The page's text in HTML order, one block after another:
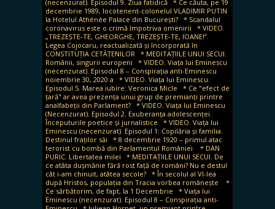
(necenzurat). Episodul 9. Ziua fatidică * Ce căuta, pe 19
decembrie 1989, locotenent-colonelul VLADIMIR PUTIN
la Hotelul Athénée Palace din București? * Scandalul
coronavirus este o crimă împotriva omenirii
* VIDEO.
„TREZEȘTE-TE, GHEORGHE, TREZEȘTE-TE, IOANE!”.
Legea Cojocaru, reactualizată și încorporată în
CONSTITUȚIA CETĂȚENILOR * MEDITAȚIILE UNUI SECUI.
Românii, singurii europeni
* VIDEO. Viața lui Eminescu
(necenzurat). Episodul 8 – Conspirația anti-Eminescu
noiembrie 30, 2020 a
* VIDEO. Viața lui Eminescu.
Episodul 5. Marea iubire: Veronica Micle
* Ce "efect de
țară" ar avea prezența unui grup de premianți printre
analfabeții din Parlament? * VIDEO. Viața lui Eminescu
(Necenzurat). Episodul 2. Exuberanța adolescenței.
Începuturile poetice și jurnalistice
* VIDEO. Viața lui
Eminescu (necenzurat). Episodul 1: Copilăria și familia.
Destinul fraților săi
* 8 decembrie 1920 – primul atac
terorist cu bombă din Parlamentul României
* DAN
PURIC. Libertatea milei
* MEDITAȚIILE UNUI SECUI. De
ce atâta dușmănie fără rost față de români? Nu e destul
cât i-am chinuit, atâtea secole? * În secolul al VI-lea
după Hristos, populația din Tracia vorbea românește
*
Ce sărbătorim, de fapt, la 1 Decembrie
* Viața lui
Eminescu (necenzurat). Episodul 8 – Conspirația anti-